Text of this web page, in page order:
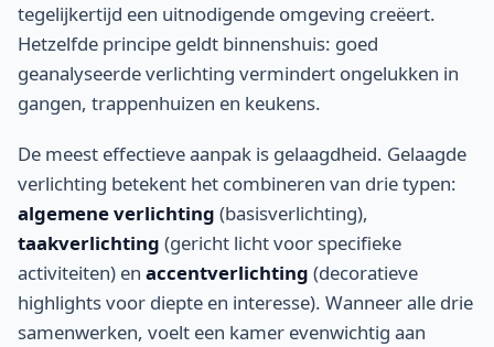
tegelijkertijd een uitnodigende omgeving creëert.
Hetzelfde principe geldt binnenshuis: goed
geanalyseerde verlichting vermindert ongelukken in
gangen, trappenhuizen en keukens.
De meest effectieve aanpak is gelaagdheid. Gelaagde
verlichting betekent het combineren van drie typen:
algemene verlichting (basisverlichting),
taakverlichting (gericht licht voor specifieke
activiteiten) en accentverlichting (decoratieve
highlights voor diepte en interesse). Wanneer alle drie
samenwerken, voelt een kamer evenwichtig aan